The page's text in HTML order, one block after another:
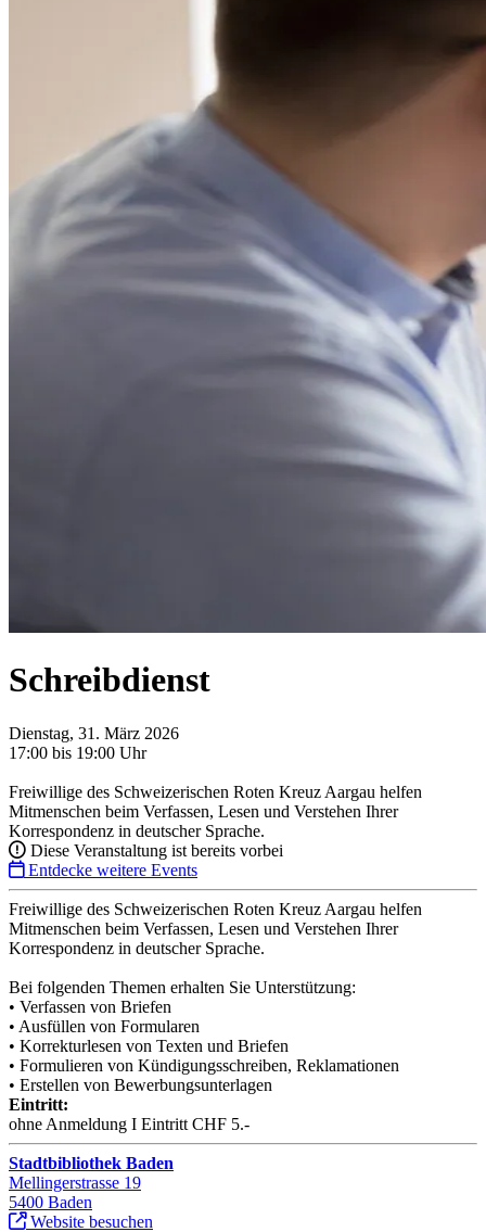
Schreibdienst
Dienstag, 31. März 2026
17:00 bis 19:00 Uhr
Freiwillige des Schweizerischen Roten Kreuz Aargau helfen
Mitmenschen beim Verfassen, Lesen und Verstehen Ihrer
Korrespondenz in deutscher Sprache.
Diese Veranstaltung ist bereits vorbei
Entdecke weitere Events
Freiwillige des Schweizerischen Roten Kreuz Aargau helfen
Mitmenschen beim Verfassen, Lesen und Verstehen Ihrer
Korrespondenz in deutscher Sprache.
Bei folgenden Themen erhalten Sie Unterstützung:
• Verfassen von Briefen
• Ausfüllen von Formularen
• Korrekturlesen von Texten und Briefen
• Formulieren von Kündigungsschreiben, Reklamationen
• Erstellen von Bewerbungsunterlagen
Eintritt:
ohne Anmeldung I Eintritt CHF 5.-
Stadtbibliothek Baden
Mellingerstrasse 19
5400 Baden
Website besuchen